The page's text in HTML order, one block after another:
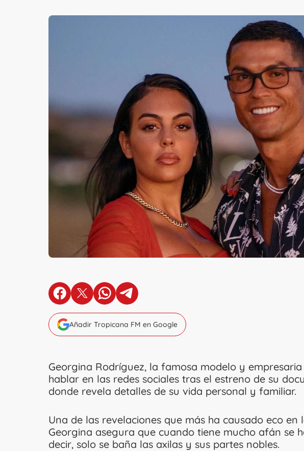
en Facebook
en X en Whatsapp
en Telegram
Añadir Tropicana FM en Google
Georgina Rodríguez, la famosa modelo y
hablar en las redes sociales tras el estreno de su
donde revela detalles de su vida personal y familiar.
Una de las revelaciones que más ha causado eco en
Georgina asegura que cuando tiene mucho afán se
decir, solo se baña las axilas y sus partes nobles.